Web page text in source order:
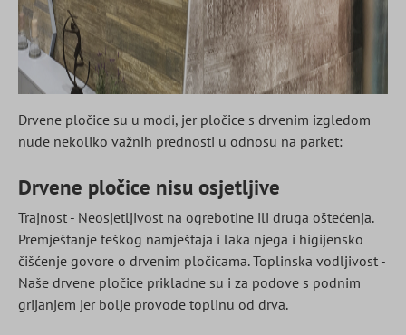
Drvene pločice su u modi, jer pločice s drvenim izgledom
nude nekoliko važnih prednosti u odnosu na parket:
Drvene pločice nisu osjetljive
Trajnost - Neosjetljivost na ogrebotine ili druga oštećenja.
Premještanje teškog namještaja i laka njega i higijensko
čišćenje govore o drvenim pločicama. Toplinska vodljivost -
Naše drvene pločice prikladne su i za podove s podnim
grijanjem jer bolje provode toplinu od drva.